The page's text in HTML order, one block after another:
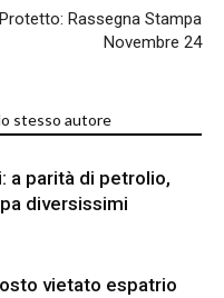
Protetto: Rassegna Stampa
Novembre 24
stesso autore
a parità di petrolio,
diversissimi
vietato espatrio